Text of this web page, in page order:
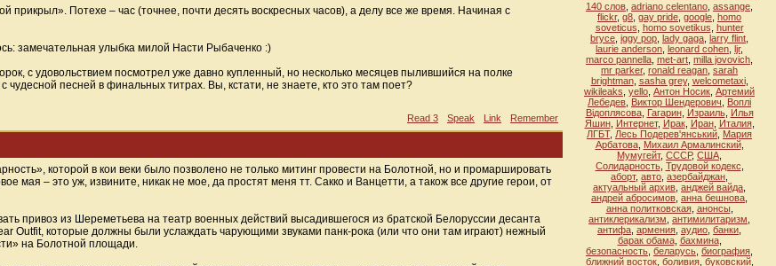
прикрыл». Потехе – час (точнее, почти десять воскресных часов), а делу все же время. Начиная с
замечательная улыбка милой Насти Рыбаченко :)
с удовольствием посмотрел уже давно купленный, но несколько месяцев пылившийся на полке
песней в финальных титрах. Вы, кстати, не знаете, кто это там поет?
Read 3 Speak Link Remember
которой в кои веки было позволено не только митинг провести на Болотной, но и промаршировать
мая – это уж, извините, никак не мое, да простят меня тт. Сакко и Ванцетти, а також все другие герои, от
привоз из Шереметьева на театр военных действий высадившегося из братской Белоруссии десанта
Outfit, которые должны были услаждать чарующими звуками панк-рока (или что они там играют) нежный
на Болотной площади.
140 слов adriano celentano assange
flickr, g8 gay pride google homo
soveticus homo sovetikus hunter
bryce iggy pop lady gaga larry flint
laurie anderson leonard cohen ljr,
marco pannella met-art milla jovovich
mr parker, ronald reagan sarah
brightman, sasha grey, welcometaxi,
wikileaks yello Антон Носик Артемий
Лебедев Виктор Шендерович
Воплi
Вiдоплясова, Гагарин, Израиль, Илья
Яшин, Интернет, Ирак, Иран, Италия,
ЛГБТ, Лесь Подерев'янський Мария
Арбатова, Михаил Армалинский,
Мумугейт, СССР, США
Солидарность, Трудовой кодекс
аборт, авто азербайджан
актуальный архив анджей вайда
андрей абросимов анна бешнова
анна политковская, анонсы,
антиклерикализм антимилитаризм
антифа армения аудио банки
барак обама, бахмина,
безопасность беларусь биография
ближний восток, боливия, буковский,